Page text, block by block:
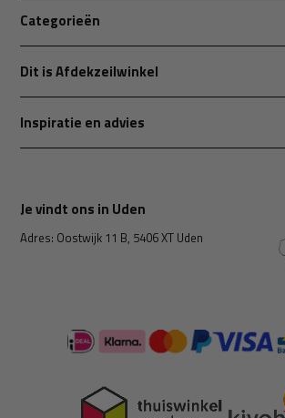
Categorieën
Dit is Afdekzeilwinkel
Inspiratie en advies
Je vindt ons in Uden
Adres: Oostwijk 11 B, 5406 XT Uden